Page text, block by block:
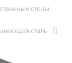
столы
сталь